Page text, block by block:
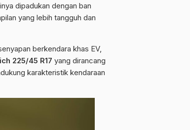
dipadukan dengan ban
yang lebih tangguh dan
berkendara khas EV,
225/45 R17 yang dirancang
karakteristik kendaraan